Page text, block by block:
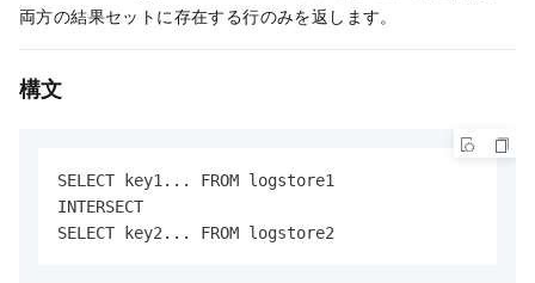
両方の結果セットに存在する行のみを返します。
構文
SELECT key1... FROM logstore1
INTERSECT
SELECT key2... FROM logstore2